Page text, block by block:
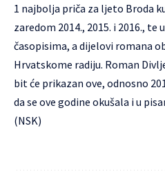
1 najbolja priča za ljeto Broda
zaredom 2014., 2015. i 2016.,
časopisima, a dijelovi romana
Hrvatskome radiju. Roman
bit će prikazan ove, odnosno
da se ove godine okušala i u
(NSK)